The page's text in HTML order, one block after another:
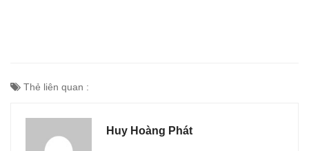
Thẻ liên quan :
Huy Hoàng Phát